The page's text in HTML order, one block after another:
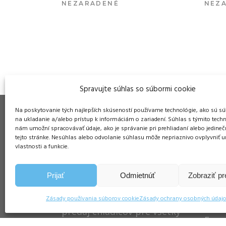
Spravujte súhlas so súbormi cookie
Na poskytovanie tých najlepších skúseností používame technológie, ako sú
na ukladanie a/alebo prístup k informáciám o zariadení. Súhlas s týmito
nám umožní spracovávať údaje, ako je správanie pri prehliadaní alebo
tejto stránke. Nesúhlas alebo odvolanie súhlasu môže nepriaznivo ovplyvniť
vlastnosti a funkcie.
Prijať Odmietnúť Zobraziť
Zásady používania súborov cookieZásady ochrany osobných
NEZARADENÉ
PaP sa špecializuje na
výrobu, servis, opravu a
predaj chladičov pre všetky
ŠM
E-